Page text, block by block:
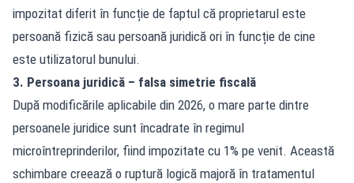
impozitat diferit în funcție de faptul că proprietarul este
persoană fizică sau persoană juridică ori în funcție de cine
este utilizatorul bunului.
3. Persoana juridică – falsa simetrie fiscală
După modificările aplicabile din 2026, o mare parte dintre
persoanele juridice sunt încadrate în regimul
microîntreprinderilor, fiind impozitate cu 1% pe venit. Această
schimbare creează o ruptură logică majoră în tratamentul